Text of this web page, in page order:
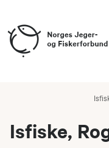
Isfiske,